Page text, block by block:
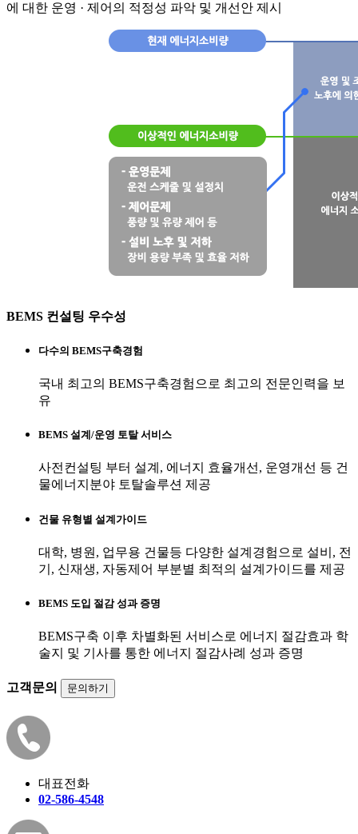
에 대한 운영 · 제어의 적정성 파악 및 개선안 제시
BEMS 컨설팅 우수성
다수의 BEMS구축경험
국내 최고의 BEMS구축경험으로 최고의 전문인력을 보
유
BEMS 설계/운영 토탈 서비스
사전컨설팅 부터 설계, 에너지 효율개선, 운영개선 등 건
물에너지분야 토탈솔루션 제공
건물 유형별 설계가이드
대학, 병원, 업무용 건물등 다양한 설계경험으로 설비, 전
기, 신재생, 자동제어 부분별 최적의 설계가이드를 제공
BEMS 도입 절감 성과 증명
BEMS구축 이후 차별화된 서비스로 에너지 절감효과 학
술지 및 기사를 통한 에너지 절감사례 성과 증명
고객문의 문의하기
대표전화
02-586-4548